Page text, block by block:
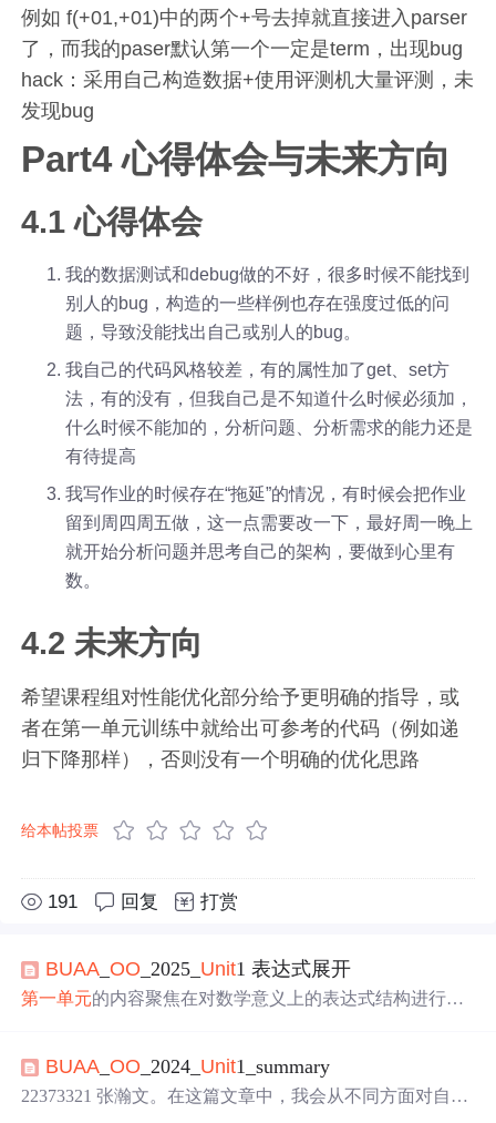
例如 f(+01,+01)中的两个+号去掉就直接进入parser
了，而我的paser默认第一个一定是term，出现bug
hack：采用自己构造数据+使用评测机大量评测，未
发现bug
Part4 心得体会与未来方向
4.1 心得体会
我的数据测试和debug做的不好，很多时候不能找到
别人的bug，构造的一些样例也存在强度过低的问
题，导致没能找出自己或别人的bug。
我自己的代码风格较差，有的属性加了get、set方
法，有的没有，但我自己是不知道什么时候必须加，
什么时候不能加的，分析问题、分析需求的能力还是
有待提高
我写作业的时候存在“拖延”的情况，有时候会把作业
留到周四周五做，这一点需要改一下，最好周一晚上
就开始分析问题并思考自己的架构，要做到心里有
数。
4.2 未来方向
希望课程组对性能优化部分给予更明确的指导，或
者在第一单元训练中就给出可参考的代码（例如递
归下降那样），否则没有一个明确的优化思路
给本帖投票
191 回复 打赏
BUAA OO _2025_ Unit1 表达式展开
第一单元的内容聚焦在对数学意义上的表达式结构进行建
分，我认为是递归下降 算法；最难操作的部分，是多项式
的化简以及不断增加的迭代需求。本文将分别介绍分析三
BUAA OO _2024_ Unit1_summary
22373321 张瀚文。在这篇文章中，我会从不同方面对自己